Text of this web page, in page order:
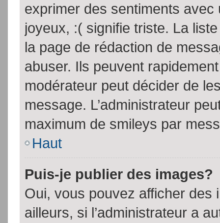
exprimer des sentiments
joyeux, :( signifie triste. La
la page de rédaction de
abuser. Ils peuvent
modérateur peut décider de
message. L’administrateur
maximum de smileys par
Haut
Puis-je publier des images?
Oui, vous pouvez afficher
ailleurs, si l’administrateur a